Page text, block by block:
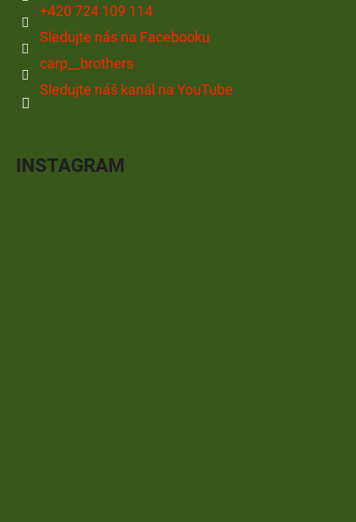
+420 724 109 114
Sledujte nás na Facebooku
carp__brothers
Sledujte náš kanál na YouTube
INSTAGRAM